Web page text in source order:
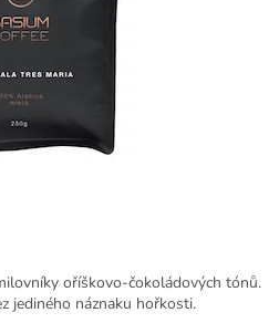
oříškovo-čokoládových tónů.
jediného náznaku hořkosti.